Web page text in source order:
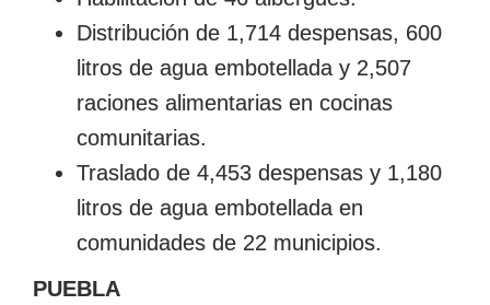
Distribución de 1,714 despensas, 600
litros de agua embotellada y 2,507
raciones alimentarias en cocinas
comunitarias.
Traslado de 4,453 despensas y 1,180
litros de agua embotellada en
comunidades de 22 municipios.
PUEBLA